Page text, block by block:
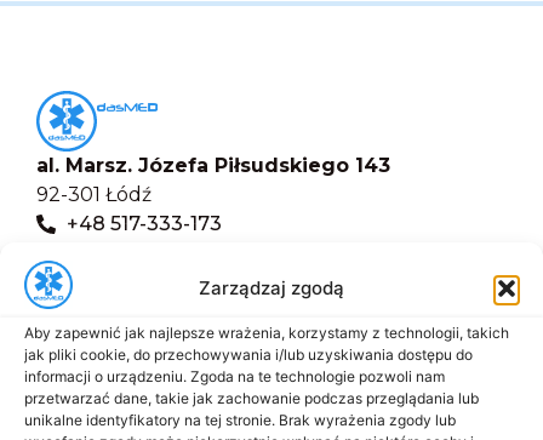
Zarządzaj zgodą
Aby zapewnić jak najlepsze wrażenia, korzystamy z technologii, takich
jak pliki cookie, do przechowywania i/lub uzyskiwania dostępu do
informacji o urządzeniu. Zgoda na te technologie pozwoli nam
przetwarzać dane, takie jak zachowanie podczas przeglądania lub
unikalne identyfikatory na tej stronie. Brak wyrażenia zgody lub
al. Marsz. Józefa Piłsudskiego 143
92-301 Łódź
+48 517-333-173
biuro@dasmed.pl
Menu
Start
O nas
Oferta